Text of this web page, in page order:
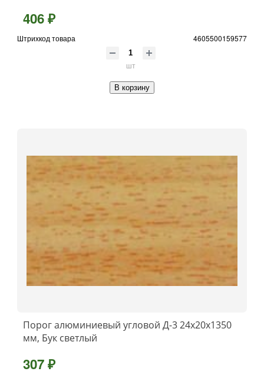
406 ₽
Штрихкод товара 4605500159577
шт
В корзину
Порог алюминиевый угловой Д-3 24x20x1350
мм, Бук светлый
307 ₽